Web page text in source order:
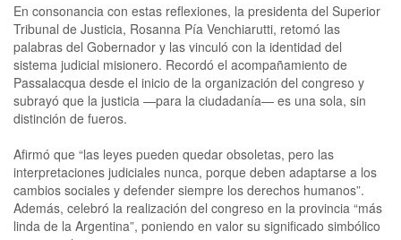
En consonancia con estas reflexiones, la presidenta del Superior
Tribunal de Justicia, Rosanna Pía Venchiarutti, retomó las
palabras del Gobernador y las vinculó con la identidad del
sistema judicial misionero. Recordó el acompañamiento de
Passalacqua desde el inicio de la organización del congreso y
subrayó que la justicia —para la ciudadanía— es una sola, sin
distinción de fueros.
Afirmó que “las leyes pueden quedar obsoletas, pero las
interpretaciones judiciales nunca, porque deben adaptarse a los
cambios sociales y defender siempre los derechos humanos”.
Además, celebró la realización del congreso en la provincia “más
linda de la Argentina”, poniendo en valor su significado simbólico